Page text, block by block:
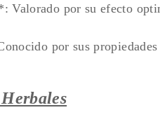
Valorado por su efecto
por sus